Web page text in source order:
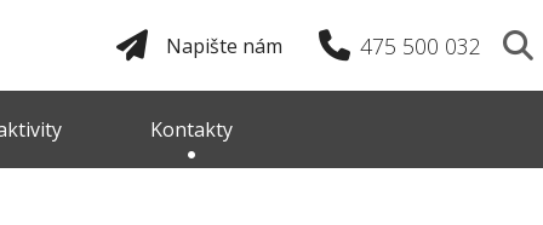
475 500 032
Napište nám
Kontakty